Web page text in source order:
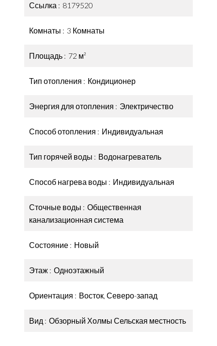
Ссылка 8179520
Комнаты 3 Комнаты
Площадь 72 м²
Тип отопления Кондиционер
Энергия для отопления Электричество
Способ отопления Индивидуальная
Тип горячей воды Водонагреватель
Способ нагрева воды Индивидуальная
Сточные воды
Общественная
канализационная система
Состояние Новый
Этаж Одноэтажный
Ориентация Восток, Северо-запад
Вид Обзорный Холмы Сельская местность